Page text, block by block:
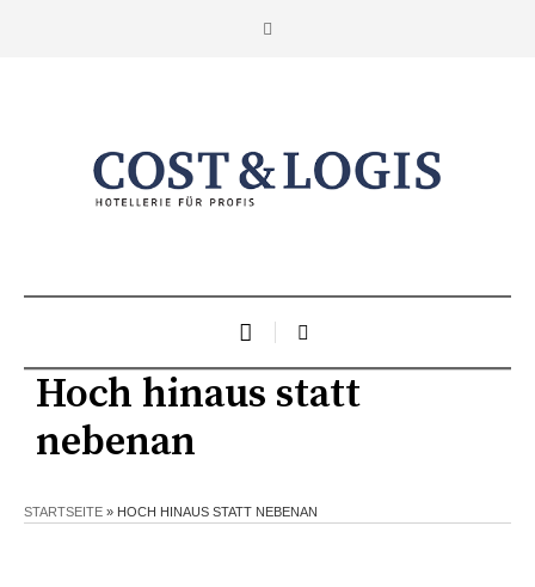
Hoch hinaus statt
nebenan
STARTSEITE » HOCH HINAUS STATT NEBENAN